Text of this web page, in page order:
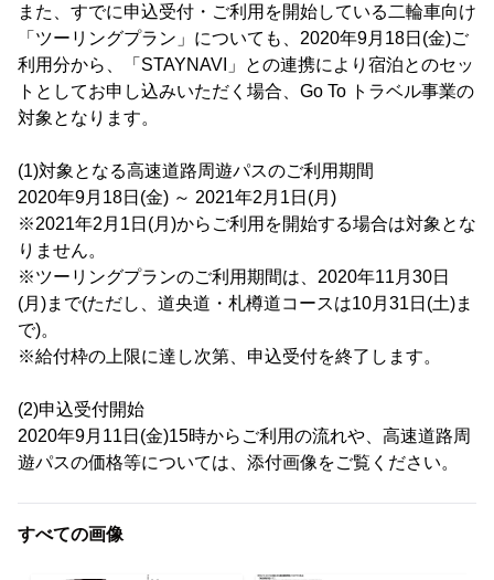
また、すでに申込受付・ご利用を開始している二輪車向け
「ツーリングプラン」についても、2020年9月18日(金)ご
利用分から、「STAYNAVI」との連携により宿泊とのセッ
トとしてお申し込みいただく場合、Go To トラベル事業の
対象となります。
(1)対象となる高速道路周遊パスのご利用期間
2020年9月18日(金) ～ 2021年2月1日(月)
※2021年2月1日(月)からご利用を開始する場合は対象とな
りません。
※ツーリングプランのご利用期間は、2020年11月30日
(月)まで(ただし、道央道・札樽道コースは10月31日(土)ま
で)。
※給付枠の上限に達し次第、申込受付を終了します。
(2)申込受付開始
2020年9月11日(金)15時からご利用の流れや、高速道路周
遊パスの価格等については、添付画像をご覧ください。
すべての画像